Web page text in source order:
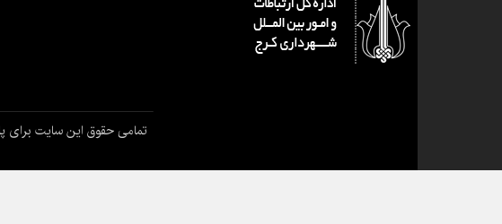
تمامی حقوق این سایت برای